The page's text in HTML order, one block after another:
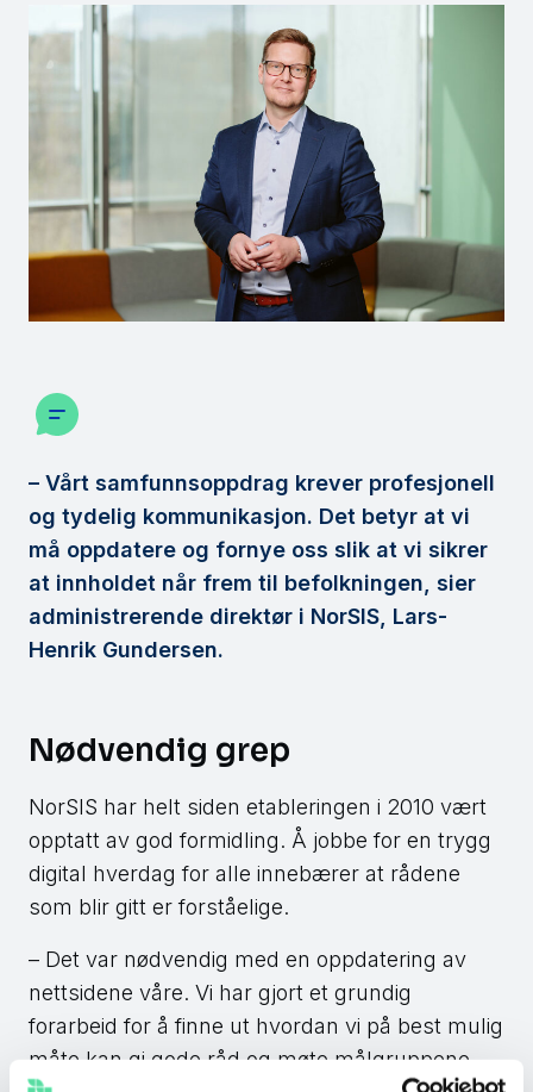
– Vårt samfunnsoppdrag krever profesjonell
og tydelig kommunikasjon. Det betyr at vi
må oppdatere og fornye oss slik at vi sikrer
at innholdet når frem til befolkningen, sier
administrerende direktør i NorSIS, Lars-
Henrik Gundersen.
Nødvendig grep
NorSIS har helt siden etableringen i 2010 vært
opptatt av god formidling. Å jobbe for en trygg
digital hverdag for alle innebærer at rådene
som blir gitt er forståelige.
– Det var nødvendig med en oppdatering av
nettsidene våre. Vi har gjort et grundig
forarbeid for å finne ut hvordan vi på best mulig
måte kan gi gode råd og møte målgruppene